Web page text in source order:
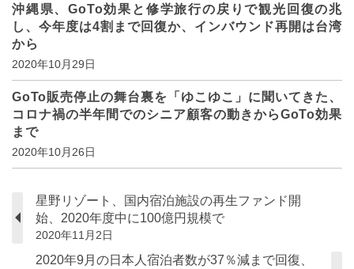
沖縄県、GoTo効果と修学旅行の戻りで観光回復の兆
し、今年度は4割まで回復か、インバウンド再開は台湾
から
2020年10月29日
GoTo販売停止の舞台裏を「ゆこゆこ」に聞いてきた、
コロナ禍の半年間でのシニア顧客の動きからGoTo効果
まで
2020年10月26日
星野リゾート、国内宿泊施設の再生ファンド開
始、2020年度中に100億円規模で
2020年11月2日
2020年9月の日本人宿泊者数が37％減まで回復、